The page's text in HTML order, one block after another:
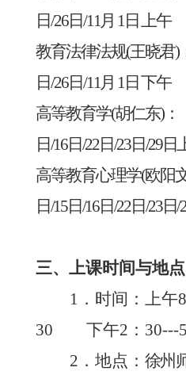
日/26日/11月 1日上午
教育法律法规(王晓君)
日/26日/11月 1日 下午
高等教育学(胡仁东)：
日/16日/22日/23日/29日
高等教育心理学(欧阳
日/15日/16日/22日/23日/
三、上课时间与地点
1 ．时间：上午8
30 下午2 ： 30---5
2 ．地点： 徐州